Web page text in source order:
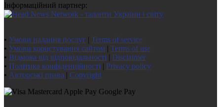
Інформаційний партнер:
• Умови надання послуг | Terms of service
• Умови користування сайтом | Terms of use
• Відмова від відповідальності | Disclaimer
• Політика конфіденційності | Privacy policy
• Авторські права | Copyright